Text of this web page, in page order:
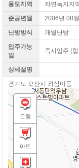
용도지역
자연녹지지
준공년월
2006년 08월
난방방식
개별난방
입주가능
일
즉시입주 (
상세설명
경기도 오산시 외삼미동
은행
마트